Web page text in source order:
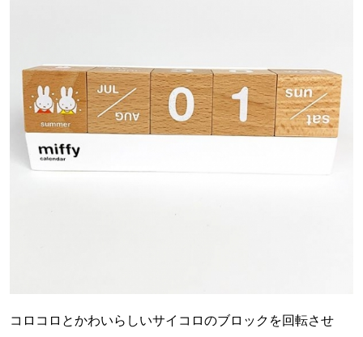
コロコロとかわいらしいサイコロのブロックを回転させ